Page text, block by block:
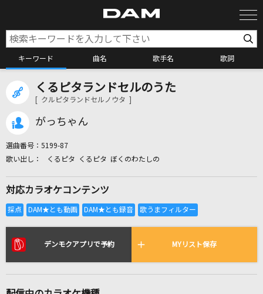
キーワード 曲名 歌手名 歌詞
カラオケ検索
全国りれき
リアルタイムで歌われている曲の一覧
くるピタランドセルのうた
[ クルピタランドセルノウタ ]
がっちゃん
選曲番号： 5199-87
くるピタ くるピタ ぼくのわたしの
対応カラオケコンテンツ
デンモクアプリで予約 MYリスト保存